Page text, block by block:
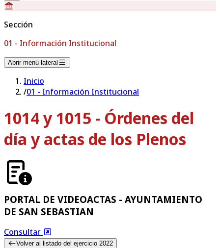
Sección
01 - Información Institucional
Abrir menú lateral
Inicio
/01 - Información Institucional
1014 y 1015 - Órdenes del
día y actas de los Plenos
PORTAL DE VIDEOACTAS - AYUNTAMIENTO
DE SAN SEBASTIAN
Consultar
Volver al listado del ejercicio 2022